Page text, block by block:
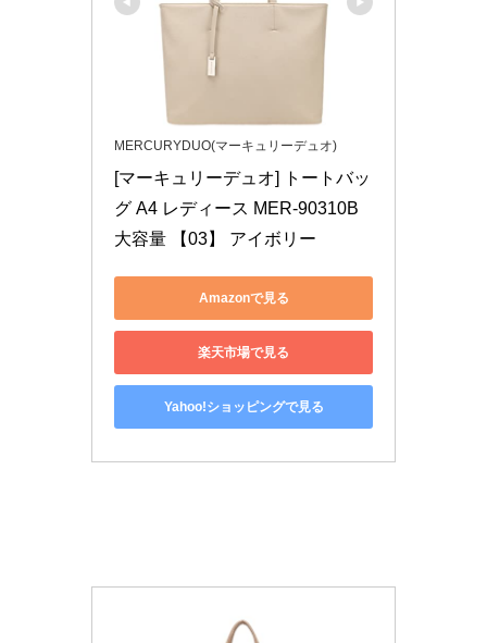
MERCURYDUO(マーキュリーデュオ)
[マーキュリーデュオ] トートバッ
グ A4 レディース MER-90310B
大容量 【03】 アイボリー
Amazonで見る
楽天市場で見る
Yahoo!ショッピングで見る